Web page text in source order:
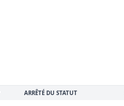
ARRÊTÉ DU STATUT